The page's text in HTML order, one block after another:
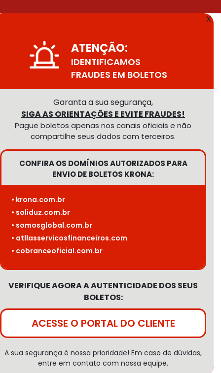
X
ATENÇÃO:
IDENTIFICAMOS
FRAUDES EM BOLETOS
Garanta a sua segurança,
SIGA AS ORIENTAÇÕES E EVITE FRAUDES!
Pague boletos apenas nos canais oficiais e não
compartilhe seus dados com terceiros.
CONFIRA OS DOMÍNIOS AUTORIZADOS PARA
ENVIO DE BOLETOS KRONA:
• krona.com.br
• soliduz.com.br
• somosglobal.com.br
• atllasservicosfinanceiros.com
• cobranceoficial.com.br
VERIFIQUE AGORA A AUTENTICIDADE DOS SEUS
BOLETOS:
ACESSE O PORTAL DO CLIENTE
A sua segurança é nossa prioridade! Em caso de dúvidas,
entre em contato com nossa equipe.